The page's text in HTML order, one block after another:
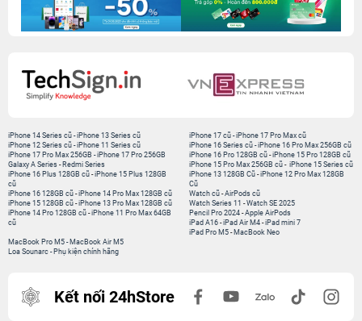
iPhone 14 Series cũ -iPhone 13 Series cũ
iPhone 12 Series cũ -iPhone 11 Series cũ
iPhone 17 Pro Max 256GB -iPhone 17 Pro 256GB
Galaxy A Series - Redmi Series
iPhone 17 cũ -iPhone 17 Pro Max cũ
iPhone 16 Series cũ - iPhone 16 Pro Max 256GB cũ
iPhone 16 Pro 128GB cũ -iPhone 15 Pro 128GB cũ
iPhone 15 Pro Max 256GB cũ - iPhone 15 Series cũ
iPhone 16 Plus 128GB cũ -iPhone 15 Plus 128GB
cũ
iPhone 16 128GB cũ -iPhone 14 Pro Max 128GB cũ
iPhone 15 128GB cũ -iPhone 13 Pro Max 128GB cũ
iPhone 14 Pro 128GB cũ -iPhone 11 Pro Max 64GB
cũ
iPhone 13 128GB Cũ -iPhone 12 Pro Max 128GB
Cũ
Watch cũ -AirPods cũ
Watch Series 11 -Watch SE 2025
Pencil Pro 2024 -Apple AirPods
iPad A16 -iPad Air M4 -iPad mini 7
iPad Pro M5 - MacBook Neo
MacBook Pro M5 - MacBook Air M5
Loa Sounarc - Phụ kiện chính hãng
Kết nối 24hStore